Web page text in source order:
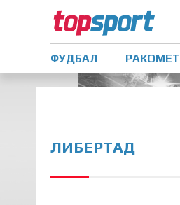
ФУДБАЛ РАКОМЕТ
ЛИБЕРТАД